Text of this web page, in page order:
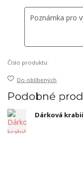
Číslo produktu:
Do oblíbených
Podobné
Dárková